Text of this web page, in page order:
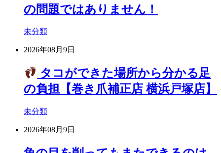
の問題ではありません！
未分類
2026年08月9日
タコができた場所から分かる足
の負担【巻き爪補正店 横浜戸塚店】
未分類
2026年08月9日